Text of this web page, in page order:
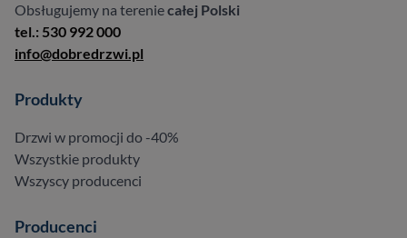
Obsługujemy na tereniecałej Polski
tel.: 530 992 000
info@dobredrzwi.pl
Produkty
Drzwi w promocji do -40%
Wszystkie produkty
Wszyscy producenci
Producenci